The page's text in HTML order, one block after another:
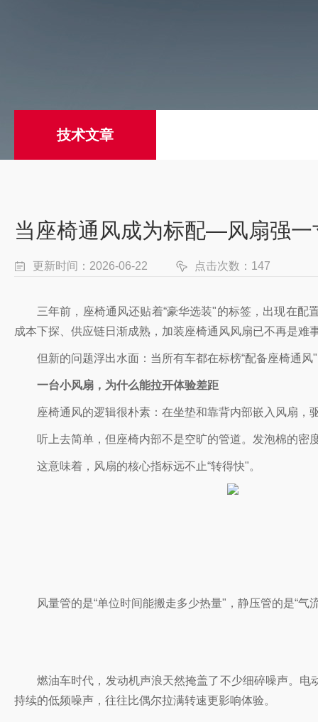
技术文章
当座椅通风成为标配—风扇强一
更新时间：2026-06-22 点击次数：147
三年前，座椅通风还贴着“豪华选装"的标签，出现在
成本下探、供应链日渐成熟，加装座椅通风风扇已不再是难
但新的问题浮出水面：当所有车都在标榜“配备座椅通
一台小风扇，为什么能拉开体验差距
座椅通风的逻辑很朴素：在坐垫和靠背内部嵌入风扇
听上去简单，但座椅内部不是空旷的管道。发泡棉的
这意味着，风扇的核心指标远不止“转得快"。
风量管的是“单位时间能搬走多少热量"，静压管的是“
燃油车时代，发动机声浪天然掩盖了不少细碎噪声。
持续的低频噪声，往往比偶尔拉满转速更影响体验。